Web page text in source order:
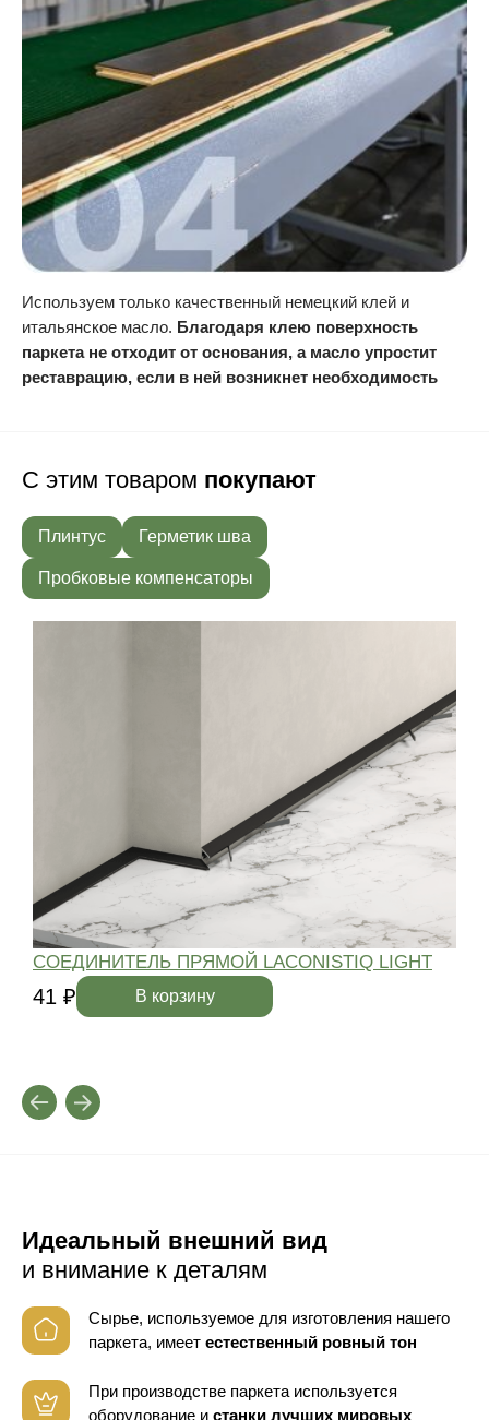
Используем только качественный немецкий клей и
итальянское масло. Благодаря клею поверхность
паркета не отходит от основания, а масло упростит
реставрацию, если в ней возникнет необходимость
С этим товаром покупают
Плинтус Герметик шва
Пробковые компенсаторы
СОЕДИНИТЕЛЬ ПРЯМОЙ LACONISTIQ LIGHT
41 ₽ В корзину
Идеальный внешний вид
и внимание к деталям
Сырье, используемое для изготовления нашего
паркета, имеет естественный ровный тон
При производстве паркета используется
оборудование и станки лучших мировых